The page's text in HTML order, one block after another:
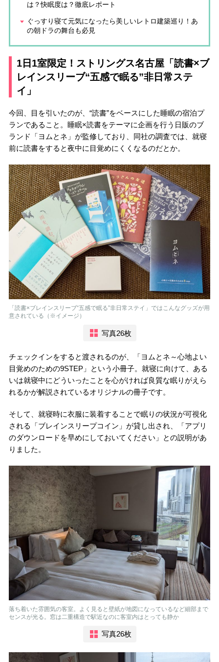
は？快眠度は？徹底レポート
ぐっすり寝て元気になったら美しいレトロ建築巡り！あ
の朝ドラの舞台も必見
1日1室限定！ストリングス名古屋「読書×ブ
レインスリーブ“五感で眠る”非日常ステ
イ」
今回、目を引いたのが、“読書”をベースにした睡眠の宿泊プ
ランであること。睡眠×読書をテーマに企画を行う日販のブ
ランド「ヨムとネ」が監修しており、同社の調査では、就寝
前に読書をすると夜中に目覚めにくくなるのだとか。
「読書×ブレインスリーブ“五感で眠る”非日常ステイ」ではこんなグッズが用
意されている（※イメージ）
写真26枚
チェックインをすると渡されるのが、「ヨムとネ～心地よい
目覚めのための9STEP」という小冊子。就寝に向けて、ある
いは就寝中にどういったことを心がければ良質な眠りがえら
れるかが解説されているオリジナルの冊子です。
そして、就寝時に衣服に装着することで眠りの状況が可視化
される「ブレインスリープコイン」が貸し出され、「アプリ
のダウンロードを早めにしておいてください」との説明があ
りました。
落ち着いた雰囲気の客室。よく見ると壁紙が地図になっているなど細部まで
センスが光る。窓は二重構造で駅近なのに客室内はとっても静か
写真26枚